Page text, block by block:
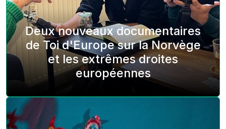
Deux nouveaux documentaires
de Toi d'Europe sur la Norvège
et les extrêmes droites
européennes